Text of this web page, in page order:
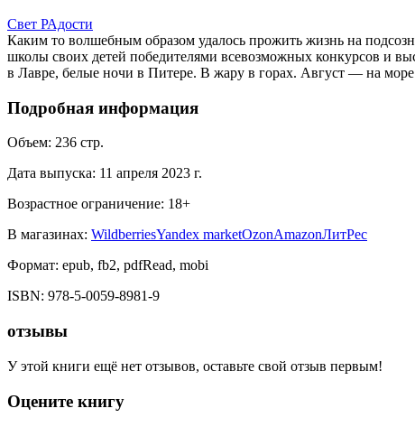
Свет РАдости
Каким то волшебным образом удалось прожить жизнь на
школы своих детей победителями всевозможных конкурсов и
в Лавре, белые ночи в Питере. В жару в горах. Август — на
Подробная информация
Объем: 236 стр.
Дата выпуска: 11 апреля 2023 г.
Возрастное ограничение: 18+
В магазинах: WildberriesYandex marketOzonAmazonЛитРес
Формат: epub, fb2, pdfRead, mobi
ISBN: 978-5-0059-8981-9
отзывы
У этой книги ещё нет отзывов, оставьте свой отзыв первым!
Оцените книгу